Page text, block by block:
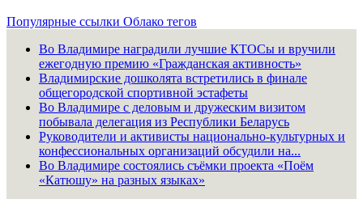
Популярные ссылки Облако тегов
Во Владимире наградили лучшие КТОСы и вручили
ежегодную премию «Гражданская активность»
Владимирские дошколята встретились в финале
общегородской спортивной эстафеты
Во Владимире с деловым и дружеским визитом
побывала делегация из Республики Беларусь
Руководители и активисты национально-культурных и
конфессиональных организаций обсудили на...
Во Владимире состоялись съёмки проекта «Поём
«Катюшу» на разных языках»